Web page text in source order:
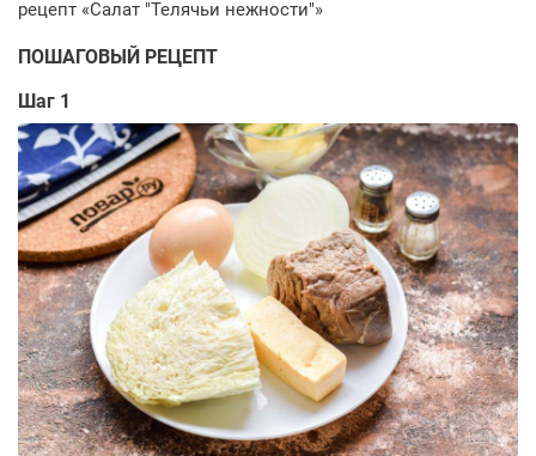
ПОШАГОВЫЙ РЕЦЕПТ
Шаг 1